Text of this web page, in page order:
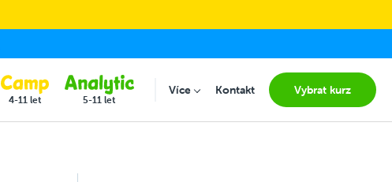
4-11 let 5-11 let
VíceSubmenu for "Více"
Kontakt Vybrat kurz